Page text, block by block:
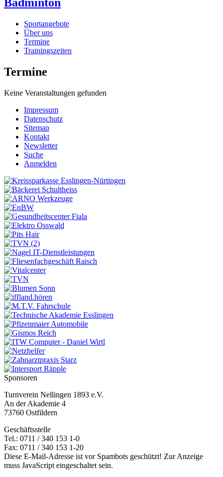
Badminton
Sportangebote
Über uns
Termine
Trainingszeiten
Termine
Keine Veranstaltungen gefunden
Impressum
Datenschutz
Sitemap
Kontakt
Newsletter
Suche
Anmelden
Sponsoren
Turnverein Nellingen 1893 e.V.
An der Akademie 4
73760 Ostfildern
Geschäftsstelle
Tel.: 0711 / 340 153 1-0
Fax: 0711 / 340 153 1-20
Diese E-Mail-Adresse ist vor Spambots geschützt! Zur Anzeige
muss JavaScript eingeschaltet sein.